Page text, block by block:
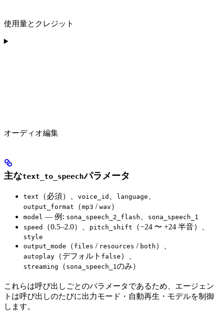
使用量とクレジット
オーディオ編集
主なtext_to_speechパラメータ
text （必須）、 voice_id language
output_format （mp3 / wav ）
model — 例: sona_speech_2_flash
sona_speech_1
speed
（0.5–2.0）、 pitch_shift （−24 〜 +24 半音）、
style
output_mode
（ files / resources / both ）、
autoplay （デフォルト false ）、
streaming （ sona_speech_1 のみ）
これらは呼び出しごとのパラメータであるため、エージェン
トは呼び出しのたびに出力モード・自動再生・モデルを制御
します。